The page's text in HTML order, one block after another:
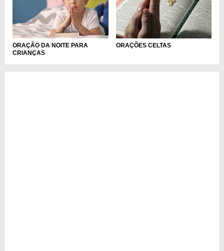
ORAÇÃO DA NOITE PARA
CRIANÇAS
ORAÇÕES CELTAS